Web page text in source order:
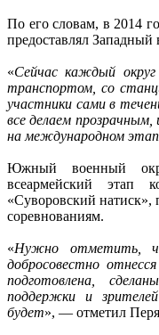
По его словам, в 2014
предоставлял Западный
«Сейчас каждый
транспортом, со
участники сами в
все делаем
на международном
Южный военный
всеармейский этап
«Суворовский натиск»,
соревнованиям.
«Нужно отметить,
добросовестно
подготовлена,
поддержки и
будет», — отметил